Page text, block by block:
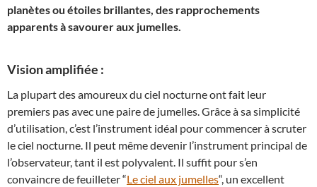
planètes ou étoiles brillantes, des rapprochements
apparents à savourer aux jumelles.
Vision amplifiée :
La plupart des amoureux du ciel nocturne ont fait leur
premiers pas avec une paire de jumelles. Grâce à sa simplicité
d’utilisation, c’est l’instrument idéal pour commencer à scruter
le ciel nocturne. Il peut même devenir l’instrument principal de
l’observateur, tant il est polyvalent. Il suffit pour s’en
convaincre de feuilleter “Le ciel aux jumelles“, un excellent